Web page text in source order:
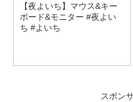
【夜よいち】マウス&キー
ボード&モニター #夜よい
ち #よいち
スポン